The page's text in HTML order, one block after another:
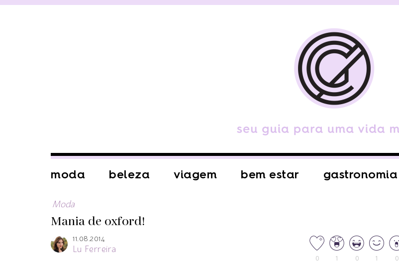
moda beleza viagem bem estar gastronomia
Moda
Mania de oxford!
11.08.2014
Lu Ferreira
0 1 0 1 0